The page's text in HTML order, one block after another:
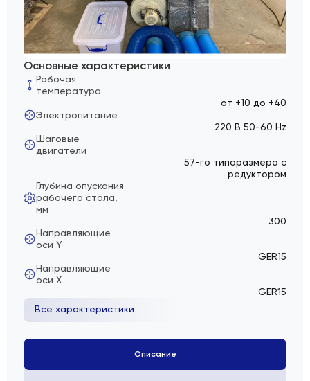
Основные характеристики
Рабочая
температура
от +10 до +40
Электропитание
220 В 50-60 Hz
Шаговые
двигатели
57-го типоразмера с
редуктором
Глубина опускания
рабочего стола,
мм
300
Направляющие
оси Y
GER15
Направляющие
оси Х
GER15
Все характеристики
Описание